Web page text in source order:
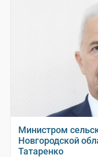
Министром
Новгородской
Татаренко